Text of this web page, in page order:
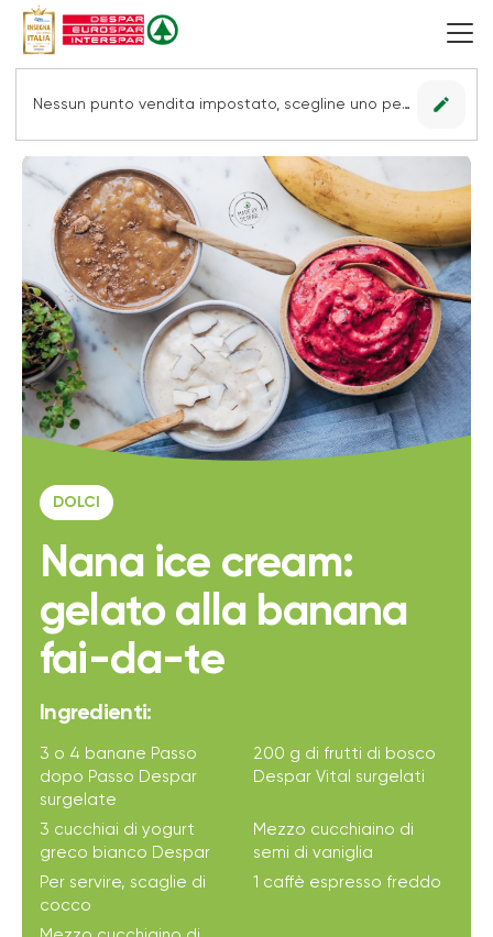
Nessun punto vendita impostato, scegline uno per vedere le offerte. edit
DOLCI
Nana ice cream:
gelato alla banana
fai-da-te
Ingredienti:
3 o 4 banane Passo
dopo Passo Despar
surgelate
200 g di frutti di bosco
Despar Vital surgelati
3 cucchiai di yogurt
greco bianco Despar
Mezzo cucchiaino di
semi di vaniglia
Per servire, scaglie di
cocco
1 caffè espresso freddo